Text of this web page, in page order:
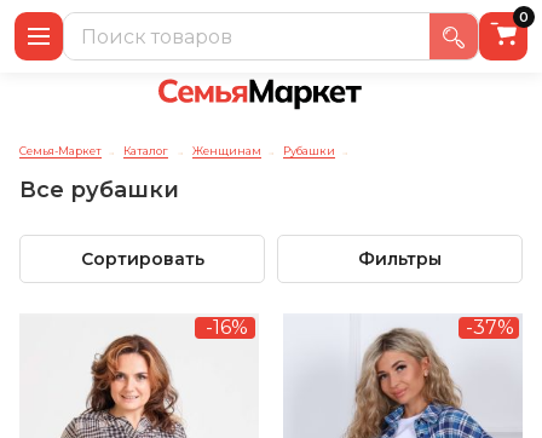
0
Семья-Маркет → Каталог → Женщинам → Рубашки →
Все рубашки
Сортировать Фильтры
-16% -37%